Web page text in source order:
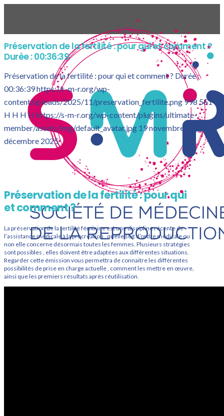
Préservation de la fertilité : pour qui et comment ?
Durée : 00:36:39
Préservation de la fertilité : pour qui et comment ? Durée :
00:36:39https://s-m-r.org/wp-
content/uploads/2025/11/preservation_fertilite.png998 561
H H H H https://s-m-r.org/wp-content/plugins/ultimate-
member/assets/img/default_avatar.jpg 19 novembre 2025
décembre 2025
Préservation de la fertilité : pour qui
et comment ?
La préservation de la fertilité féminine est une discipline récente de
l’assistance médicale à la procréation , quelle soit d’ordre médicale ou
non elle concerne désormais toutes les femmes. Plusieurs stratégies
sont possibles , elles doivent être adaptées aux différentes situations.
Regarder cette émission vous permettra de connaitre les différentes
possibilités de prise en charge actuelle , comment les mettre en œuvre,
ainsi que les premiers résultats après réutilisation.